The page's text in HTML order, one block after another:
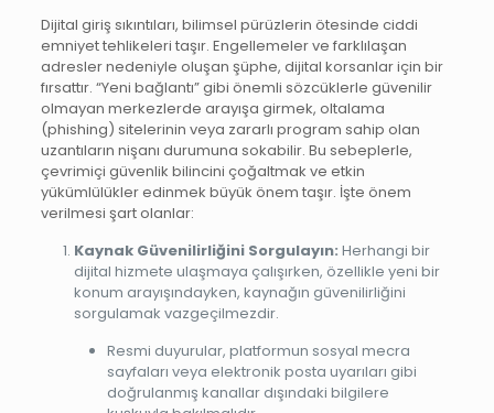
Dijital giriş sıkıntıları, bilimsel pürüzlerin ötesinde ciddi
emniyet tehlikeleri taşır. Engellemeler ve farklılaşan
adresler nedeniyle oluşan şüphe, dijital korsanlar için bir
fırsattır. “Yeni bağlantı” gibi önemli sözcüklerle güvenilir
olmayan merkezlerde arayışa girmek, oltalama
(phishing) sitelerinin veya zararlı program sahip olan
uzantıların nişanı durumuna sokabilir. Bu sebeplerle,
çevrimiçi güvenlik bilincini çoğaltmak ve etkin
yükümlülükler edinmek büyük önem taşır. İşte önem
verilmesi şart olanlar:
Kaynak Güvenilirliğini Sorgulayın: Herhangi bir
dijital hizmete ulaşmaya çalışırken, özellikle yeni bir
konum arayışındayken, kaynağın güvenilirliğini
sorgulamak vazgeçilmezdir.
Resmi duyurular, platformun sosyal mecra
sayfaları veya elektronik posta uyarıları gibi
doğrulanmış kanallar dışındaki bilgilere